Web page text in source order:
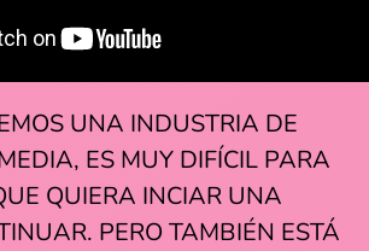
UNA INDUSTRIA DE
ES MUY DIFÍCIL PARA
QUIERA INCIAR UNA
PERO TAMBIÉN ESTÁ